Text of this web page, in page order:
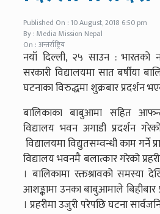
Published On : 10 August, 2018 6:50 pm
By : Media Mission Nepal
On : अन्तर्राष्ट्रिय
नयाँ दिल्ली, २५ साउन : भारतको
सरकारी विद्यालयमा सात बर्षीया
घटनाका विरुद्धमा शुक्रबार प्रदर्शन
बालिकाका बाबुआमा सहित
विद्यालय भवन अगाडी प्रदर्शन
विद्यालयमा विद्युतसम्वन्धी काम गर्ने
विद्यालय भवनमै बलात्कार गरेको
। बालिकामा रक्तश्रावको समस्या
आशङ्कामा उनका बाबुआमाले बिहीबार
। प्रहरीमा उजुरी परेपछि घटना